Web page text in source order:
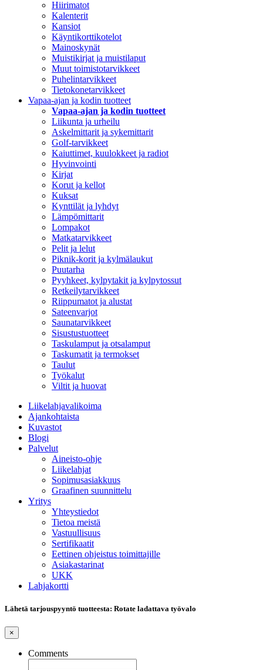
Hiirimatot
Kalenterit
Kansiot
Käyntikorttikotelot
Mainoskynät
Muistikirjat ja muistilaput
Muut toimistotarvikkeet
Puhelintarvikkeet
Tietokonetarvikkeet
Vapaa-ajan ja kodin tuotteet
Vapaa-ajan ja kodin tuotteet
Liikunta ja urheilu
Askelmittarit ja sykemittarit
Golf-tarvikkeet
Kaiuttimet, kuulokkeet ja radiot
Hyvinvointi
Kirjat
Korut ja kellot
Kuksat
Kynttilät ja lyhdyt
Lämpömittarit
Lompakot
Matkatarvikkeet
Pelit ja lelut
Piknik-korit ja kylmälaukut
Puutarha
Pyyhkeet, kylpytakit ja kylpytossut
Retkeilytarvikkeet
Riippumatot ja alustat
Sateenvarjot
Saunatarvikkeet
Sisustustuotteet
Taskulamput ja otsalamput
Taskumatit ja termokset
Taulut
Työkalut
Viltit ja huovat
Liikelahjavalikoima
Ajankohtaista
Kuvastot
Blogi
Palvelut
Aineisto-ohje
Liikelahjat
Sopimusasiakkuus
Graafinen suunnittelu
Yritys
Yhteystiedot
Tietoa meistä
Vastuullisuus
Sertifikaatit
Eettinen ohjeistus toimittajille
Asiakastarinat
UKK
Lahjakortti
Lähetä tarjouspyyntö tuotteesta: Rotate ladattava työvalo
×
Comments